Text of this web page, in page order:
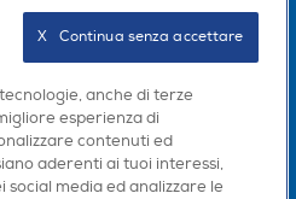
anche di terze
esperienza di
contenuti ed
aderenti ai tuoi interessi,
media ed analizzare le
X   Continua senza accettare